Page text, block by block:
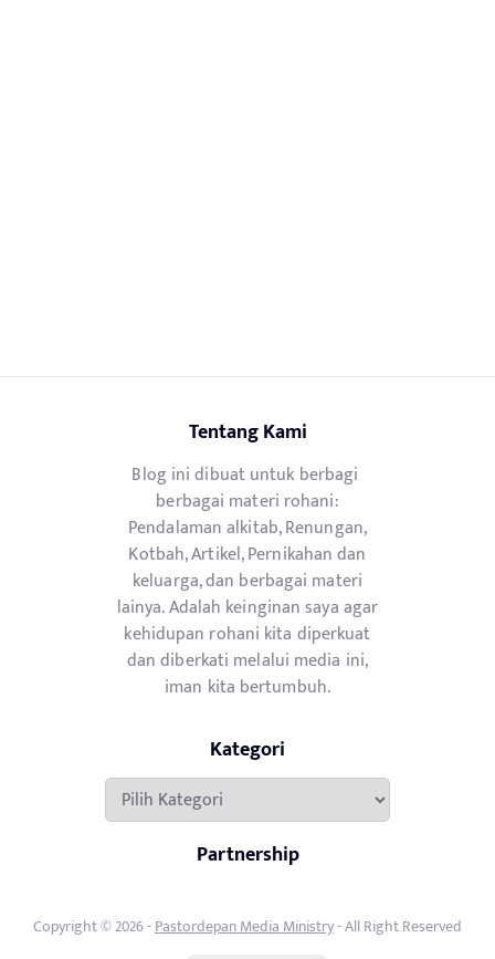
Tentang Kami
Blog ini dibuat untuk berbagi
berbagai materi rohani:
Pendalaman alkitab, Renungan,
Kotbah, Artikel, Pernikahan dan
keluarga, dan berbagai materi
lainya. Adalah keinginan saya agar
kehidupan rohani kita diperkuat
dan diberkati melalui media ini,
iman kita bertumbuh.
Kategori
Kategori
Partnership
Copyright © 2026 -Pastordepan Media Ministry- All Right Reserved